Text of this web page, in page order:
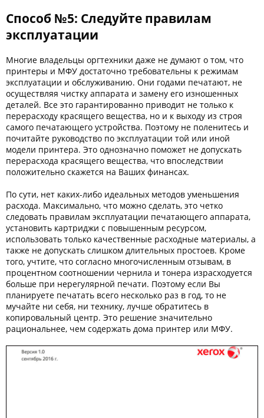
Способ №5: Следуйте правилам
эксплуатации
Многие владельцы оргтехники даже не думают о том, что
принтеры и МФУ достаточно требовательны к режимам
эксплуатации и обслуживанию. Они годами печатают, не
осуществляя чистку аппарата и замену его изношенных
деталей. Все это гарантированно приводит не только к
перерасходу красящего вещества, но и к выходу из строя
самого печатающего устройства. Поэтому не поленитесь и
почитайте руководство по эксплуатации той или иной
модели принтера. Это однозначно поможет не допускать
перерасхода красящего вещества, что впоследствии
положительно скажется на Ваших финансах.
По сути, нет каких-либо идеальных методов уменьшения
расхода. Максимально, что можно сделать, это четко
следовать правилам эксплуатации печатающего аппарата,
установить картриджи с повышенным ресурсом,
использовать только качественные расходные материалы, а
также не допускать слишком длительных простоев. Кроме
того, учтите, что согласно многочисленным отзывам, в
процентном соотношении чернила и тонера израсходуется
больше при нерегулярной печати. Поэтому если Вы
планируете печатать всего несколько раз в год, то не
мучайте ни себя, ни технику, лучше обратитесь в
копировальный центр. Это решение значительно
рациональнее, чем содержать дома принтер или МФУ.